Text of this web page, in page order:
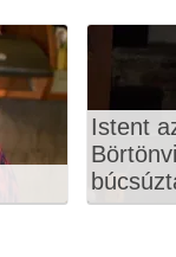
Istent